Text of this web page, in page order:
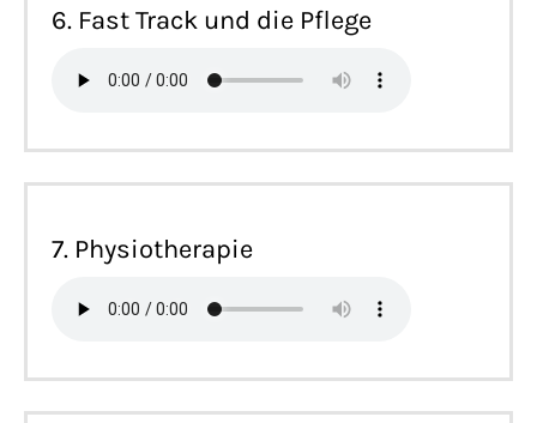
6. Fast Track und die Pflege
7. Physiotherapie